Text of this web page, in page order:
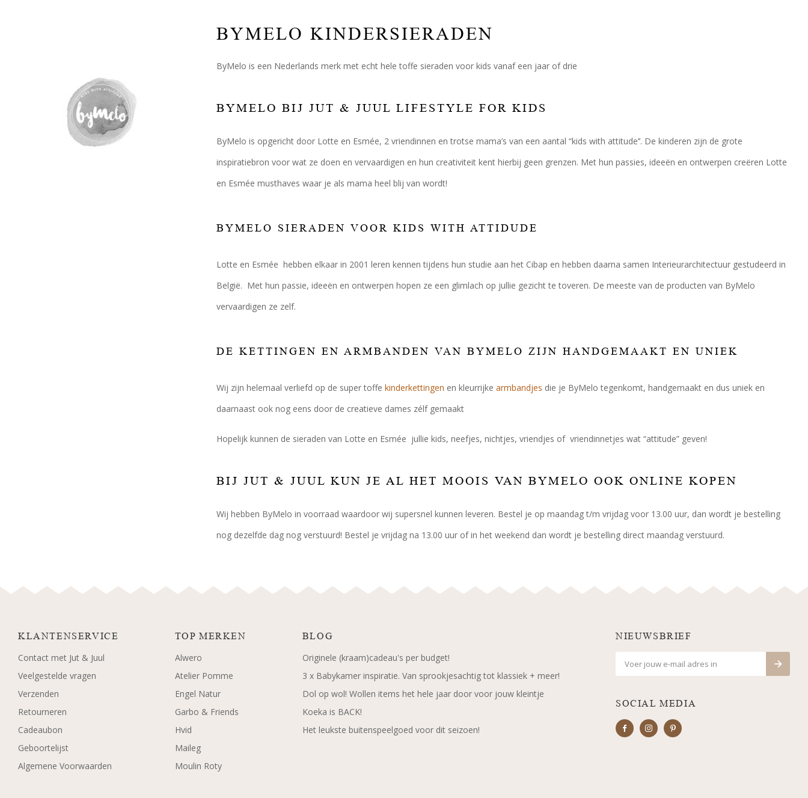
BYMELO KINDERSIERADEN
ByMelo is een Nederlands merk met echt hele toffe sieraden voor kids vanaf een jaar of drie
BYMELO BIJ JUT & JUUL LIFESTYLE FOR KIDS
ByMelo is opgericht door Lotte en Esmée, 2 vriendinnen en trotse mama’s van een aantal “kids with attitude’’. De kinderen zijn de grote
inspiratiebron voor wat ze doen en vervaardigen en hun creativiteit kent hierbij geen grenzen. Met hun passies, ideeën en ontwerpen creëren Lotte
en Esmée musthaves waar je als mama heel blij van wordt!
BYMELO SIERADEN VOOR KIDS WITH ATTIDUDE
Lotte en Esmée hebben elkaar in 2001 leren kennen tijdens hun studie aan het Cibap en hebben daarna samen Interieurarchitectuur gestudeerd in
België. Met hun passie, ideeën en ontwerpen hopen ze een glimlach op jullie gezicht te toveren. De meeste van de producten van ByMelo
vervaardigen ze zelf.
DE KETTINGEN EN ARMBANDEN VAN BYMELO ZIJN HANDGEMAAKT EN UNIEK
Wij zijn helemaal verliefd op de super toffe kinderkettingen en kleurrijke armbandjes die je ByMelo tegenkomt, handgemaakt en dus uniek en
daarnaast ook nog eens door de creatieve dames zélf gemaakt
Hopelijk kunnen de sieraden van Lotte en Esmée jullie kids, neefjes, nichtjes, vriendjes of vriendinnetjes wat “attitude” geven!
BIJ JUT & JUUL KUN JE AL HET MOOIS VAN BYMELO OOK ONLINE KOPEN
Wij hebben ByMelo in voorraad waardoor wij supersnel kunnen leveren. Bestel je op maandag t/m vrijdag voor 13.00 uur, dan wordt je bestelling
nog dezelfde dag nog verstuurd! Bestel je vrijdag na 13.00 uur of in het weekend dan wordt je bestelling direct maandag verstuurd.
KLANTENSERVICE
Contact met Jut & Juul
Veelgestelde vragen
Verzenden
Retourneren
Cadeaubon
Geboortelijst
Algemene Voorwaarden
TOP MERKEN
Alwero
Atelier Pomme
Engel Natur
Garbo & Friends
Hvid
Maileg
Moulin Roty
BLOG
Originele (kraam)cadeau's per budget!
3 x Babykamer inspiratie. Van sprookjesachtig tot klassiek + meer!
Dol op wol! Wollen items het hele jaar door voor jouw kleintje
Koeka is BACK!
Het leukste buitenspeelgoed voor dit seizoen!
NIEUWSBRIEF
SOCIAL MEDIA